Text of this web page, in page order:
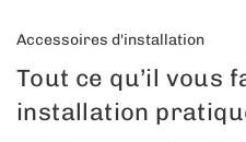
Accessoires d'installation
Tout ce qu’il vous
installation